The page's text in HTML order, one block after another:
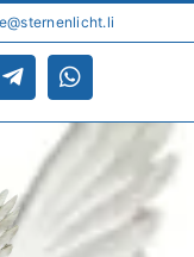
TelegramWhatsApp